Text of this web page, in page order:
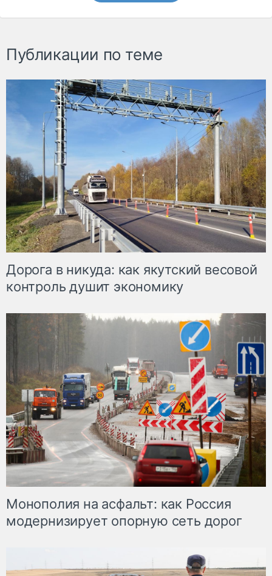
Публикации по теме
Дорога в никуда: как якутский весовой
контроль душит экономику
Монополия на асфальт: как Россия
модернизирует опорную сеть дорог